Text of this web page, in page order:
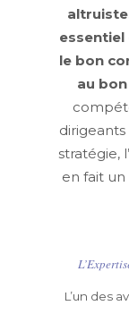
essentiel
le bon
au
stratégie,
en fait
L’un des